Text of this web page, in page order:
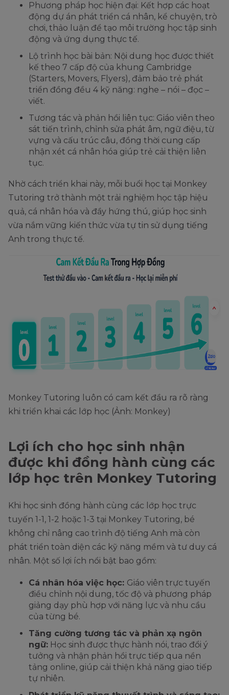
Phương pháp học hiện đại: Kết hợp các hoạt
động dự án phát triển cá nhân, kể chuyện, trò
chơi, thảo luận để tạo môi trường học tập sinh
động và ứng dụng thực tế.
Lộ trình học bài bản: Nội dung học được thiết
kế theo 7 cấp độ của khung Cambridge
(Starters, Movers, Flyers), đảm bảo trẻ phát
triển đồng đều 4 kỹ năng: nghe – nói – đọc –
viết.
Tương tác và phản hồi liên tục: Giáo viên theo
sát tiến trình, chỉnh sửa phát âm, ngữ điệu, từ
vựng và cấu trúc câu, đồng thời cung cấp
nhận xét cá nhân hóa giúp trẻ cải thiện liên
tục.
Nhờ cách triển khai này, mỗi buổi học tại Monkey
Tutoring trở thành một trải nghiệm học tập hiệu
quả, cá nhân hóa và đầy hứng thú, giúp học sinh
vừa nắm vững kiến thức vừa tự tin sử dụng tiếng
Anh trong thực tế.
Monkey Tutoring luôn có cam kết đầu ra rõ ràng
khi triển khai các lớp học (Ảnh: Monkey)
Lợi ích cho học sinh nhận
được khi đồng hành cùng các
lớp học trên Monkey Tutoring
Khi học sinh đồng hành cùng các lớp học trực
tuyến 1-1, 1-2 hoặc 1-3 tại Monkey Tutoring, bé
không chỉ nâng cao trình độ tiếng Anh mà còn
phát triển toàn diện các kỹ năng mềm và tư duy cá
nhân. Một số lợi ích nổi bật bao gồm:
Cá nhân hóa việc học: Giáo viên trực tuyến
điều chỉnh nội dung, tốc độ và phương pháp
giảng dạy phù hợp với năng lực và nhu cầu
của từng bé.
Tăng cường tương tác và phản xạ ngôn
ngữ: Học sinh được thực hành nói, trao đổi ý
tưởng và nhận phản hồi trực tiếp qua nền
tảng online, giúp cải thiện khả năng giao tiếp
tự nhiên.